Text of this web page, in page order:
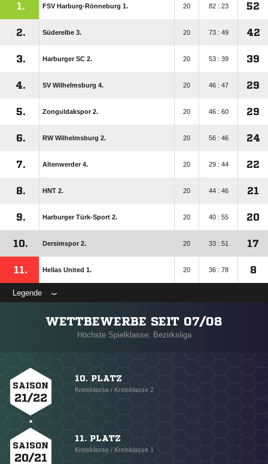
1. FSV Harburg-Rönneburg 1. 20 82 : 23 52
2. Süderelbe 3. 20 73 : 49 42
3. Harburger SC 2. 20 53 : 39 39
4. SV Wilhelmsburg 4. 20 46 : 47 29
5. Zonguldakspor 2. 20 46 : 60 29
6. RW Wilhelmsburg 2. 20 56 : 46 24
7. Altenwerder 4. 20 29 : 44 22
8. HNT 2. 20 44 : 46 21
9. Harburger Türk-Sport 2. 20 40 : 55 20
10. Dersimspor 2. 20 33 : 51 17
11. Hellas United 1. 20 36 : 78 8
Legende
WETTBEWERBE SEIT 07/08
Höchste Spielklasse: Bezirksliga
SAISON
21/22
10. PLATZ
Kreisklasse / Kreisklasse 2
SAISON
20/21
11. PLATZ
Kreisklasse / Kreisklasse 1